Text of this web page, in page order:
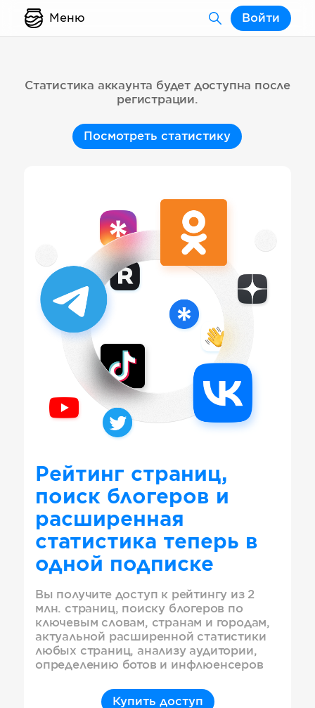
Меню Войти
Статистика аккаунта будет доступна после
регистрации.
Посмотреть статистику
Рейтинг страниц,
поиск блогеров и
расширенная
статистика теперь в
одной подписке
Вы получите доступ к рейтингу из 2
млн. страниц, поиску блогеров по
ключевым словам, странам и городам,
актуальной расширенной статистики
любых страниц, анализу аудитории,
определению ботов и инфлюенсеров
Купить доступ